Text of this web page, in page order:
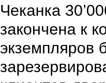
Чеканка
закончена к
экземпляров